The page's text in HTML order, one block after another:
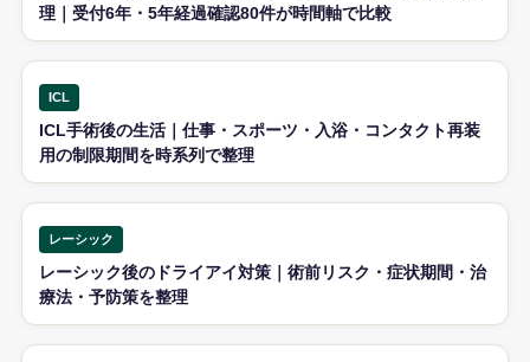
理｜受付6年・5年経過確認80件が時間軸で比較
ICL
ICL手術後の生活｜仕事・スポーツ・入浴・コンタクト再装
用の制限期間を時系列で整理
レーシック
レーシック後のドライアイ対策｜術前リスク・症状期間・治
療法・予防策を整理